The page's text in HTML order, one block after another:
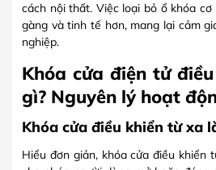
cách nội thất. Việc loại bỏ ổ khóa
gàng và tinh tế hơn, mang lại cảm
nghiệp.
Khóa cửa điện tử
gì? Nguyên lý hoạt
Khóa cửa điều khiển từ xa
Hiểu đơn giản, khóa cửa điều khiển